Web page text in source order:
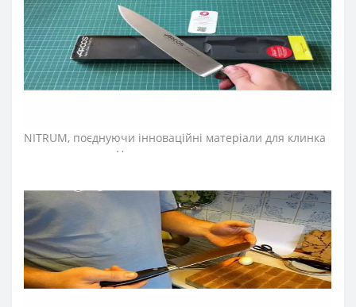
рукоятку. Готові ковані ножі не мають небажаних
зварних швів, склеєних або порожніх ділянок.
Натомість ножам виготовленим методом гарячого
кування характерна висока механічна міцність,
стійкість до поломок та окислень.
NITRUM, поєднуючи інноваційні матеріали для клинка
кухонного ножа. Неперевершену гостроту леза
вона дозволила досягти в кінцевому рахунку ідеальної
гостроти ножа і тривалої ріжучої здатності. Клинок зі
сталі NITRUM зберігає привабливий зовнішній вигляд
під час всього періоду експлуатації, йому характерна
стійкість до корозії, довговічність у процесі постійного
використання.